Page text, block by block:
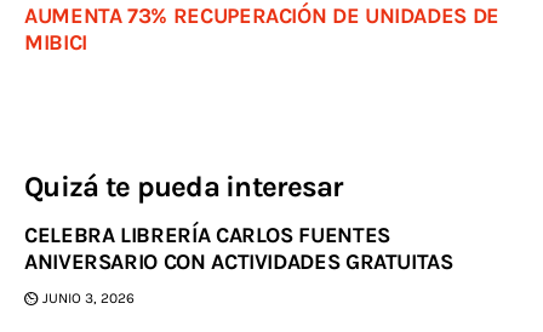
AUMENTA 73% RECUPERACIÓN DE UNIDADES DE
MIBICI
Quizá te pueda interesar
CELEBRA LIBRERÍA CARLOS FUENTES
ANIVERSARIO CON ACTIVIDADES GRATUITAS
JUNIO 3, 2026